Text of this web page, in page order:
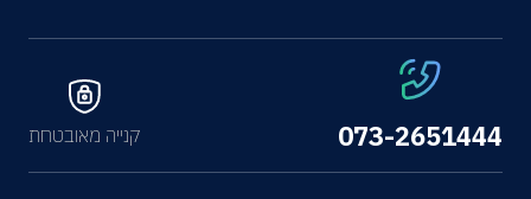
073-2651444 קנייה מאובטחת